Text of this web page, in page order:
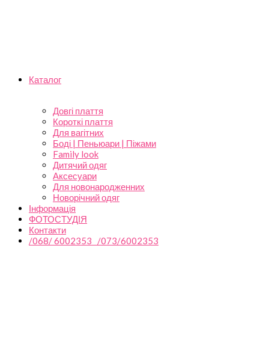
Каталог
Довгі плаття
Короткі плаття
Для вагітних
Боді | Пеньюари | Піжами
Family look
Дитячий одяг
Аксесуари
Для новонародженних
Новорічний одяг
Інформація
ФОТОСТУДІЯ
Контакти
/068/ 6002353 /073/6002353